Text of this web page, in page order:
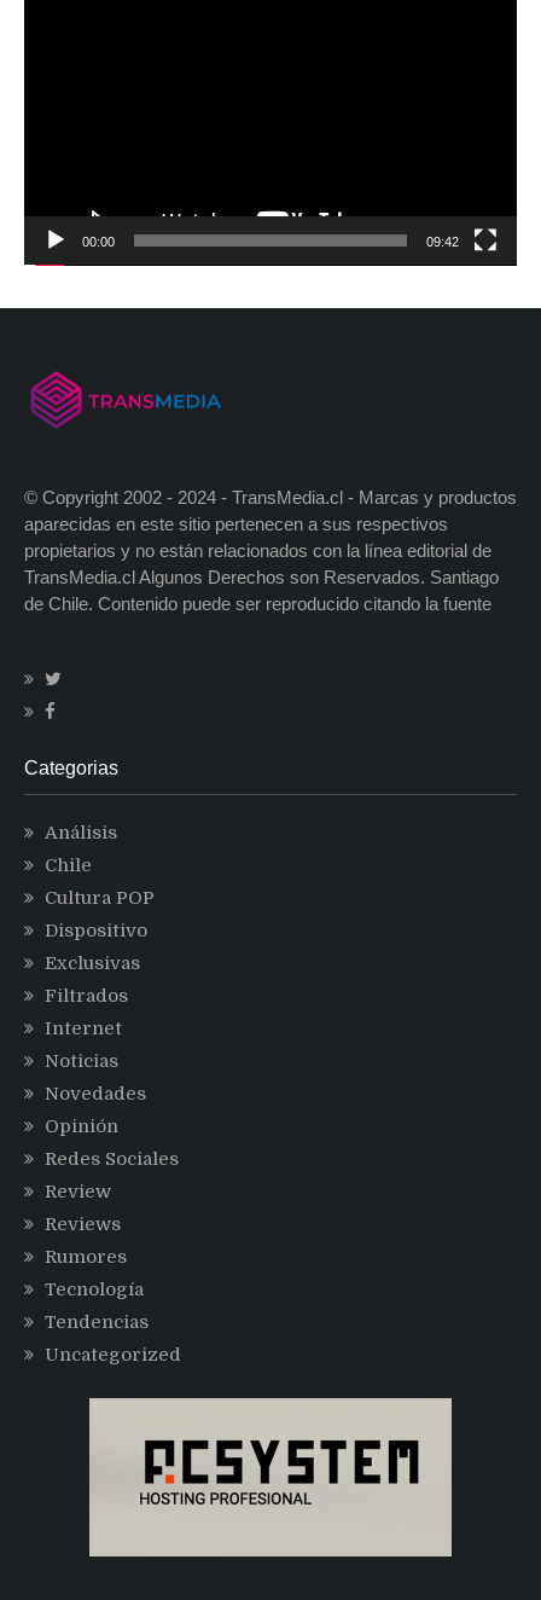
00:00 09:42
© Copyright 2002 - 2024 - TransMedia.cl - Marcas y productos
aparecidas en este sitio pertenecen a sus respectivos
propietarios y no están relacionados con la línea editorial de
TransMedia.cl Algunos Derechos son Reservados. Santiago
de Chile. Contenido puede ser reproducido citando la fuente
Categorias
Análisis
Chile
Cultura POP
Dispositivo
Exclusivas
Filtrados
Internet
Noticias
Novedades
Opinión
Redes Sociales
Review
Reviews
Rumores
Tecnología
Tendencias
Uncategorized